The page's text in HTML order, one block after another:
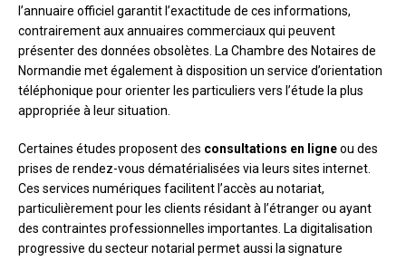
l’annuaire officiel garantit l’exactitude de ces informations,
contrairement aux annuaires commerciaux qui peuvent
présenter des données obsolètes. La Chambre des Notaires de
Normandie met également à disposition un service d’orientation
téléphonique pour orienter les particuliers vers l’étude la plus
appropriée à leur situation.
Certaines études proposent des consultations en ligneou des
prises de rendez-vous dématérialisées via leurs sites internet.
Ces services numériques facilitent l’accès au notariat,
particulièrement pour les clients résidant à l’étranger ou ayant
des contraintes professionnelles importantes. La digitalisation
progressive du secteur notarial permet aussi la signature